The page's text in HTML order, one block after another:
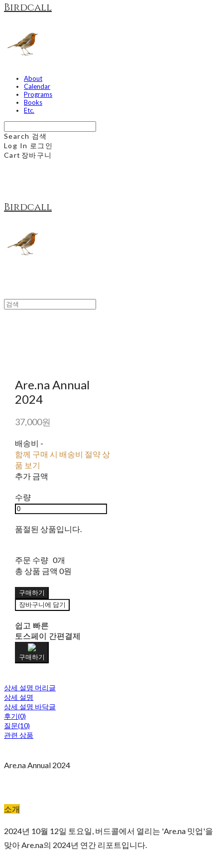
Birdcall
About
Calendar
Programs
Books
Etc.
Search 검색
Log In 로그인
Cart 장바구니
Birdcall
Are.na Annual
2024
37,000원
배송비 -
함께 구매 시 배송비 절약 상
품 보기
추가 금액
수량
품절된 상품입니다.
주문 수량 0개
총 상품 금액 0원
구매하기
장바구니에 담기
쉽고 빠른
토스페이 간편결제
구매하기
상세 설명 머리글
상세 설명
상세 설명 바닥글
후기(0)
질문(10)
관련 상품
Are.na Annual 2024
소개
2024년 10월 12일 토요일, 버드콜에서 열리는 'Are.na 밋업'을
맞아 Are.na의 2024년 연간 리포트입니다.